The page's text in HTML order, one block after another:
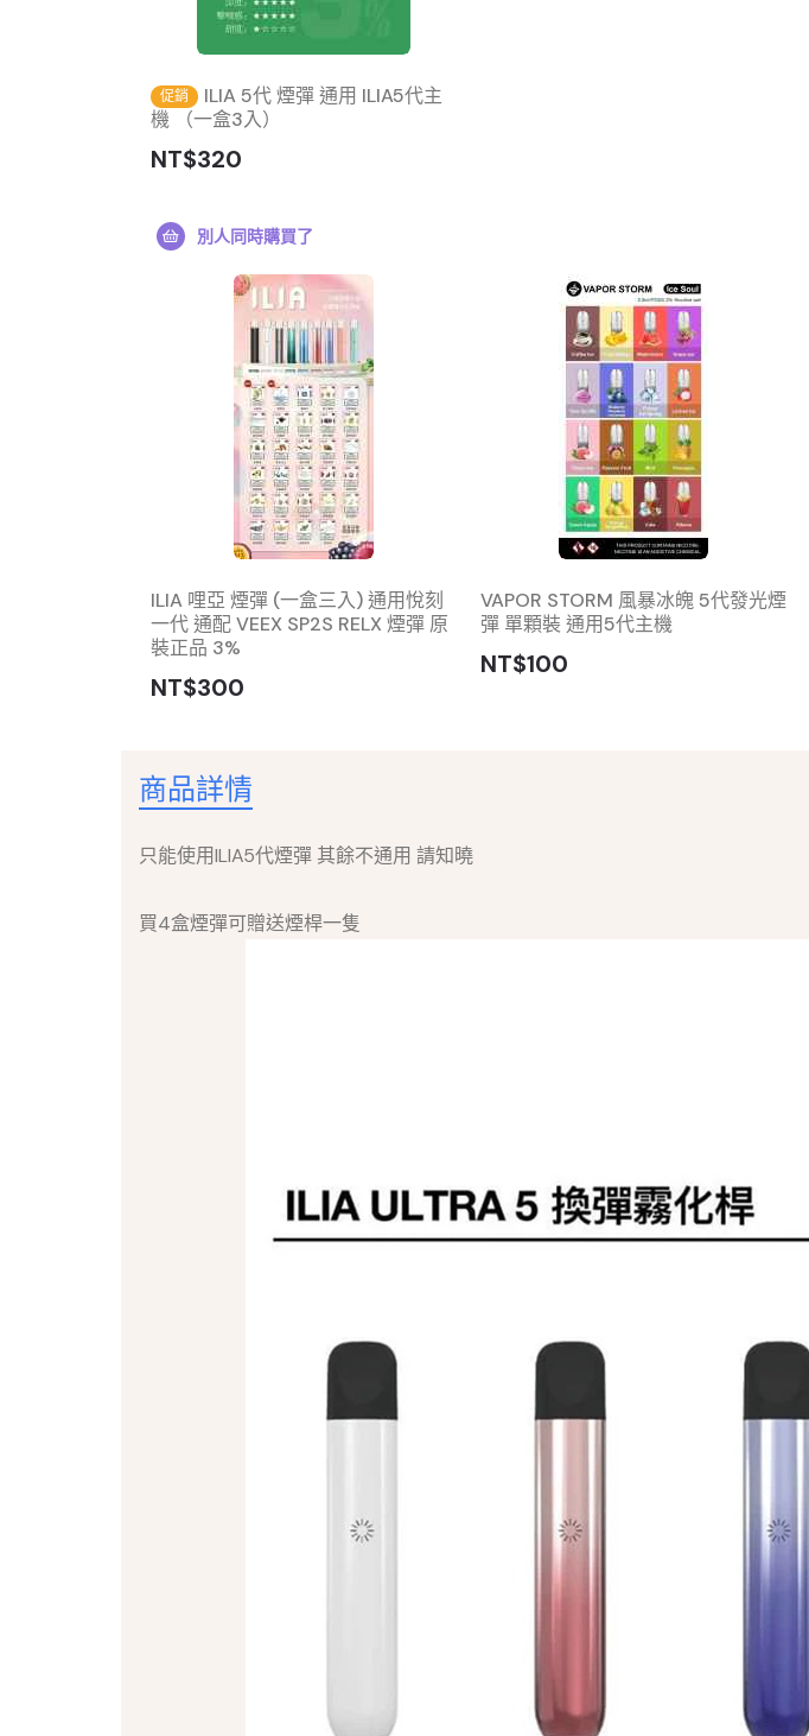
促銷
ILIA 5代 煙彈 通用 ILIA5代主
機 （一盒3入）
NT$320
別人同時購買了
ILIA 哩亞 煙彈 (一盒三入) 通用悅刻
一代 通配 VEEX SP2S RELX 煙彈 原
裝正品 3%
NT$300
VAPOR STORM 風暴冰魄 5代發光煙
彈 單顆裝 通用5代主機
NT$100
商品詳情
只能使用ILIA5代煙彈 其餘不通用 請知曉
買4盒煙彈可贈送煙桿一隻